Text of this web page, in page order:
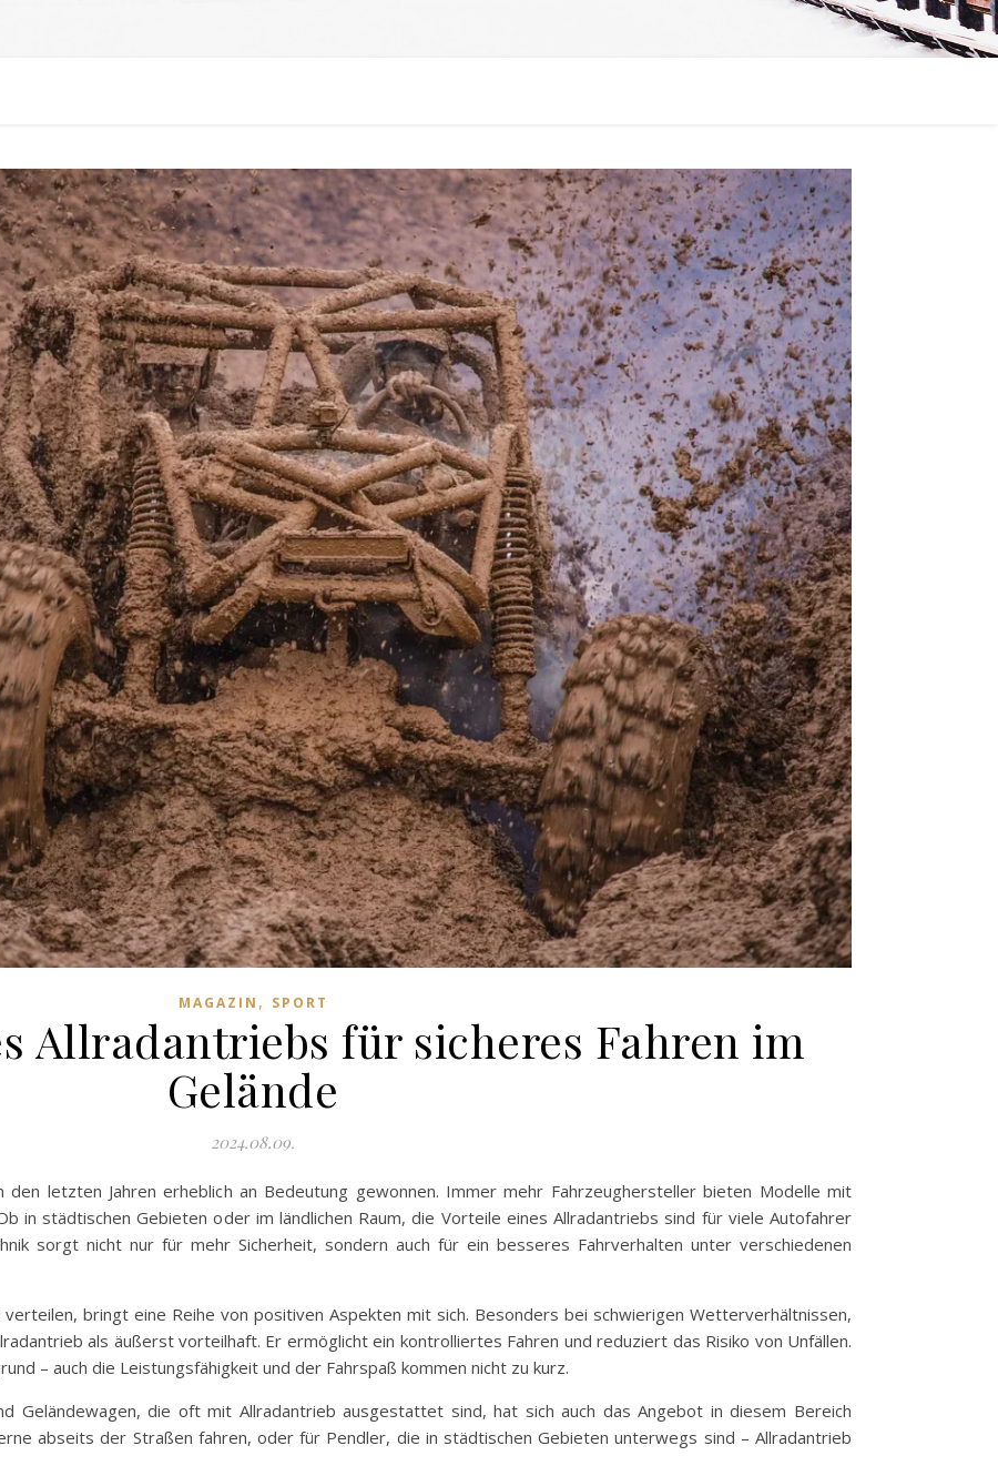
MAGAZIN , SPORT
Allradantriebs für sicheres Fahren im
Gelände
2024.08.09.
letzten Jahren erheblich an Bedeutung gewonnen. Immer mehr Fahrzeughersteller bieten Modelle mit
in städtischen Gebieten oder im ländlichen Raum, die Vorteile eines Allradantriebs sind für viele Autofahrer
sorgt nicht nur für mehr Sicherheit, sondern auch für ein besseres Fahrverhalten unter verschiedenen
bringt eine Reihe von positiven Aspekten mit sich. Besonders bei schwierigen Wetterverhältnissen,
als äußerst vorteilhaft. Er ermöglicht ein kontrolliertes Fahren und reduziert das Risiko von Unfällen.
– auch die Leistungsfähigkeit und der Fahrspaß kommen nicht zu kurz.
Geländewagen, die oft mit Allradantrieb ausgestattet sind, hat sich auch das Angebot in diesem Bereich
abseits der Straßen fahren, oder für Pendler, die in städtischen Gebieten unterwegs sind – Allradantrieb